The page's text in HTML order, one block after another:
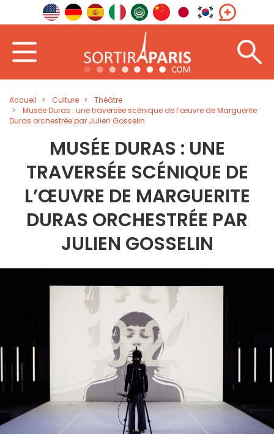
Accueil Culture
Théâtre
Musée Duras : une traversée scénique de l’œuvre de Marguerite
Duras orchestrée par Julien Gosselin
MUSÉE DURAS : UNE
TRAVERSÉE SCÉNIQUE DE
L’ŒUVRE DE MARGUERITE
DURAS ORCHESTRÉE PAR
JULIEN GOSSELIN